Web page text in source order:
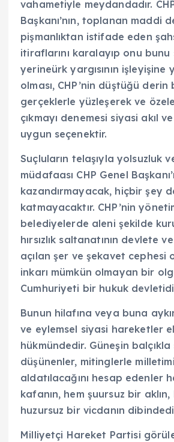
vahametiyle meydandadır.
Başkanı’nın, toplanan maddi
pişmanlıktan istifade eden
itiraflarını karalayıp onu bunu
yerineürk yargısının işleyişine
olması, CHP’nin düştüğü
gerçeklerle yüzleşerek ve
çıkmayı denemesi siyasi akıl
uygun seçenektir.
Suçluların telaşıyla yolsuzluk
müdafaası CHP Genel
kazandırmayacak, hiçbir şey
katmayacaktır. CHP’nin
belediyelerde aleni şekilde
hırsızlık saltanatının devlete
açılan şer ve şekavet cephesi
inkarı mümkün olmayan bir
Cumhuriyeti bir hukuk
Bunun hilafına veya buna
ve eylemsel siyasi hareketler
hükmündedir. Güneşin balçıkla
düşünenler, mitinglerle
aldatılacağını hesap edenler
kafanın, hem şuursuz bir aklın,
huzursuz bir vicdanın
Milliyetçi Hareket Partisi